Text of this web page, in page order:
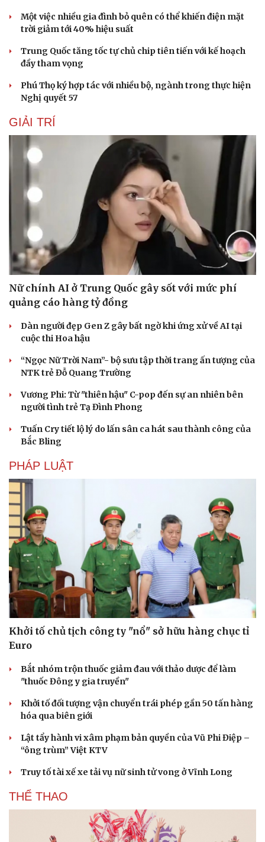
Tư vấn
Săn Tour
check-in
Đọc truyện đêm khuya
Cửa sổ tình yêu
Kể chuyện cho bé
Hạt giống tâm hồn
Một việc nhiều gia đình bỏ quên có thể khiến điện mặt
trời giảm tới 40% hiệu suất
Trung Quốc tăng tốc tự chủ chip tiên tiến với kế hoạch
đầy tham vọng
Phú Thọ ký hợp tác với nhiều bộ, ngành trong thực hiện
Nghị quyết 57
GIẢI TRÍ
Nữ chính AI ở Trung Quốc gây sốt với mức phí
quảng cáo hàng tỷ đồng
Dàn người đẹp Gen Z gây bất ngờ khi ứng xử về AI tại
cuộc thi Hoa hậu
“Ngọc Nữ Trời Nam”- bộ sưu tập thời trang ấn tượng của
NTK trẻ Đỗ Quang Trường
Vương Phi: Từ "thiên hậu" C-pop đến sự an nhiên bên
người tình trẻ Tạ Đình Phong
Tuấn Cry tiết lộ lý do lấn sân ca hát sau thành công của
Bắc Bling
PHÁP LUẬT
Khởi tố chủ tịch công ty "nổ" sở hữu hàng chục tỉ
Euro
Bắt nhóm trộn thuốc giảm đau với thảo dược để làm
"thuốc Đông y gia truyền"
Khởi tố đối tượng vận chuyển trái phép gần 50 tấn hàng
hóa qua biên giới
Lật tẩy hành vi xâm phạm bản quyền của Vũ Phi Điệp –
“ông trùm” Việt KTV
Truy tố tài xế xe tải vụ nữ sinh tử vong ở Vĩnh Long
THỂ THAO